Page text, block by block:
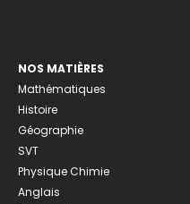
NOS MATIÈRES
Mathématiques
Histoire
Géographie
SVT
Physique Chimie
Anglais